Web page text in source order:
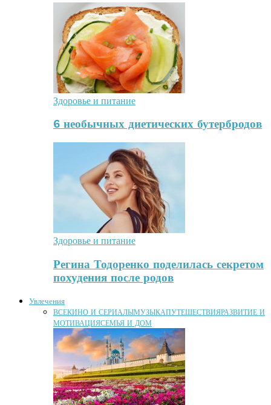
Здоровье и питание
6 необычных диетических бутербродов
Здоровье и питание
Регина Тодоренко поделилась секретом
похудения после родов
Увлечения
ВСЕКИНО И СЕРИАЛЫМУЗЫКАПУТЕШЕСТВИЯРАЗВИТИЕ И
МОТИВАЦИЯСЕМЬЯ И ДОМ